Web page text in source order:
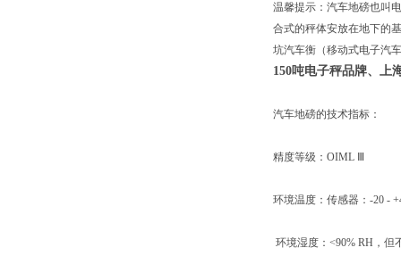
温馨提示：汽车地磅也叫
合式的秤体安放在地下的
坑汽车衡（移动式电子汽
150吨电子秤品牌、上
汽车地磅的技术指标：
精度等级：OIML Ⅲ
环境温度：传感器：-20 -
环境湿度：<90% RH，但